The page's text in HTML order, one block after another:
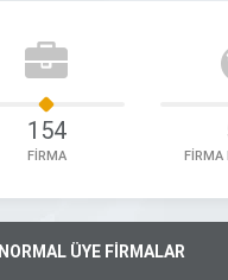
154
FİRMA FİRMA
NORMAL ÜYE FİRMALAR